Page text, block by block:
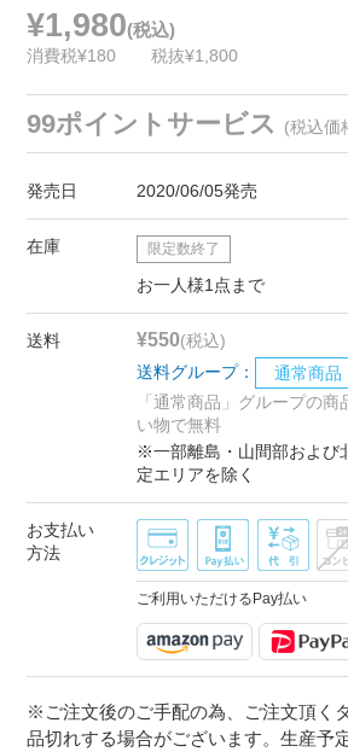
¥1,980(税込)
消費税¥180 税抜¥1,800
99ポイントサービス (税込価
発売日 2020/06/05発売
在庫 限定数終了
お一人様1点まで
送料 ¥550(税込)
送料グループ：
通常商品
「通常商品」グループの
い物で無料
※一部離島・山間部および
定エリアを除く
お支払い
方法
ご利用いただけるPay払い
※ご注文後のご手配の為、ご注文頂く
品切れする場合がございます。生産予